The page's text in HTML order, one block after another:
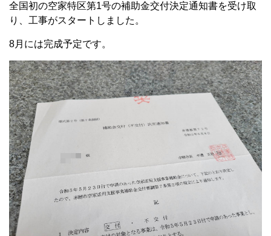
全国初の空家特区第1号の補助金交付決定通知書を受け取
り、工事がスタートしました。
8月には完成予定です。